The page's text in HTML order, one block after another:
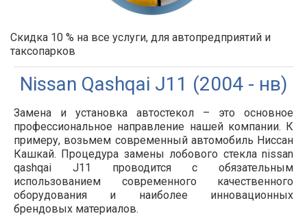
Скидка 10 % на все услуги, для автопредприятий и
таксопарков
Nissan Qashqai J11‎ (2004 - нв)
Замена и установка автостекол – это основное
профессиональное направление нашей компании. К
примеру, возьмем современный автомобиль Ниссан
Кашкай. Процедура замены лобового стекла nissan
qashqai J11 проводится с обязательным
использованием современного качественного
оборудования и наиболее инновационных
брендовых материалов.